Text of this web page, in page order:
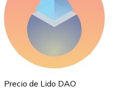
Ethereum
ETH
Precio de Lido DAO